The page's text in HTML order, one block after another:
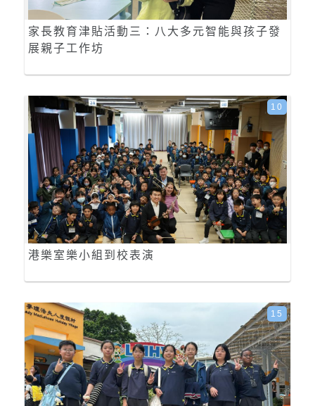
家長教育津貼活動三：八大多元智能與孩子發
展親子工作坊
港樂室樂小組到校表演
10
15